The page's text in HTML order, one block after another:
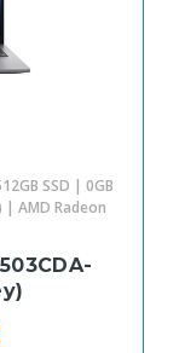
SSD | 0GB
| AMD Radeon